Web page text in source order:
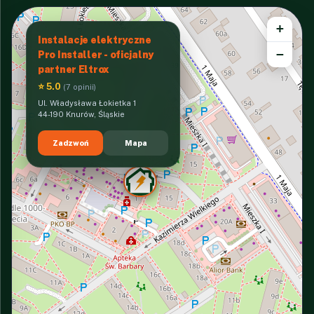
Instalacje elektryczne
Pro Installer - oficjalny
partner Eltrox
⭐ 5.0 (7 opinii)
Ul. Władysława Łokietka 1
44-190 Knurów, Śląskie
Zadzwoń Mapa
+
−